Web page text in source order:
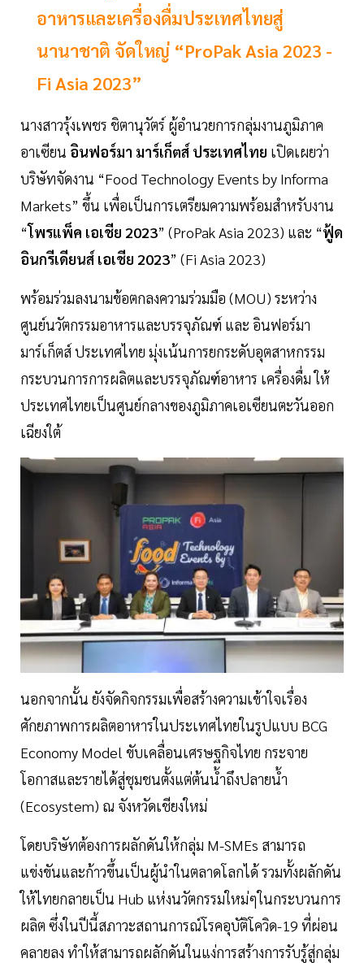
อาหารและเครื่องดื่มประเทศไทยสู่
นานาชาติ จัดใหญ่ “ProPak Asia 2023 -
Fi Asia 2023”
นางสาวรุ้งเพชร ชิตานุวัตร์ ผู้อำนวยการกลุ่มงานภูมิภาค
อาเซียน อินฟอร์มา มาร์เก็ตส์ ประเทศไทย เปิดเผยว่า
บริษัทจัดงาน “Food Technology Events by Informa
Markets” ขึ้น เพื่อเป็นการเตรียมความพร้อมสำหรับงาน
“โพรแพ็ค เอเชีย 2023” (ProPak Asia 2023) และ “ฟู้ด
อินกรีเดียนส์ เอเชีย 2023” (Fi Asia 2023)
พร้อมร่วมลงนามข้อตกลงความร่วมมือ (MOU) ระหว่าง
ศูนย์นวัตกรรมอาหารและบรรจุภัณฑ์ และ อินฟอร์มา
มาร์เก็ตส์ ประเทศไทย มุ่งเน้นการยกระดับอุตสาหกรรม
กระบวนการการผลิตและบรรจุภัณฑ์อาหาร เครื่องดื่ม ให้
ประเทศไทยเป็นศูนย์กลางของภูมิภาคเอเซียนตะวันออก
เฉียงใต้
นอกจากนั้น ยังจัดกิจกรรมเพื่อสร้างความเข้าใจเรื่อง
ศักยภาพการผลิตอาหารในประเทศไทยในรูปแบบ BCG
Economy Model ขับเคลื่อนเศรษฐกิจไทย กระจาย
โอกาสและรายได้สู่ชุมชนตั้งแต่ต้นน้ำถึงปลายน้ำ
(Ecosystem) ณ จังหวัดเชียงใหม่
โดยบริษัทต้องการผลักดันให้กลุ่ม M-SMEs สามารถ
แข่งขันและก้าวขึ้นเป็นผู้นำในตลาดโลกได้ รวมทั้งผลักดัน
ให้ไทยกลายเป็น Hub แห่งนวัตกรรมใหม่ๆในกระบวนการ
ผลิต ซึ่งในปีนี้สภาวะสถานการณ์โรคอุบัติโควิด-19 ที่ผ่อน
คลายลง ทำให้สามารถผลักดันในแง่การสร้างการรับรู้สู่กลุ่ม